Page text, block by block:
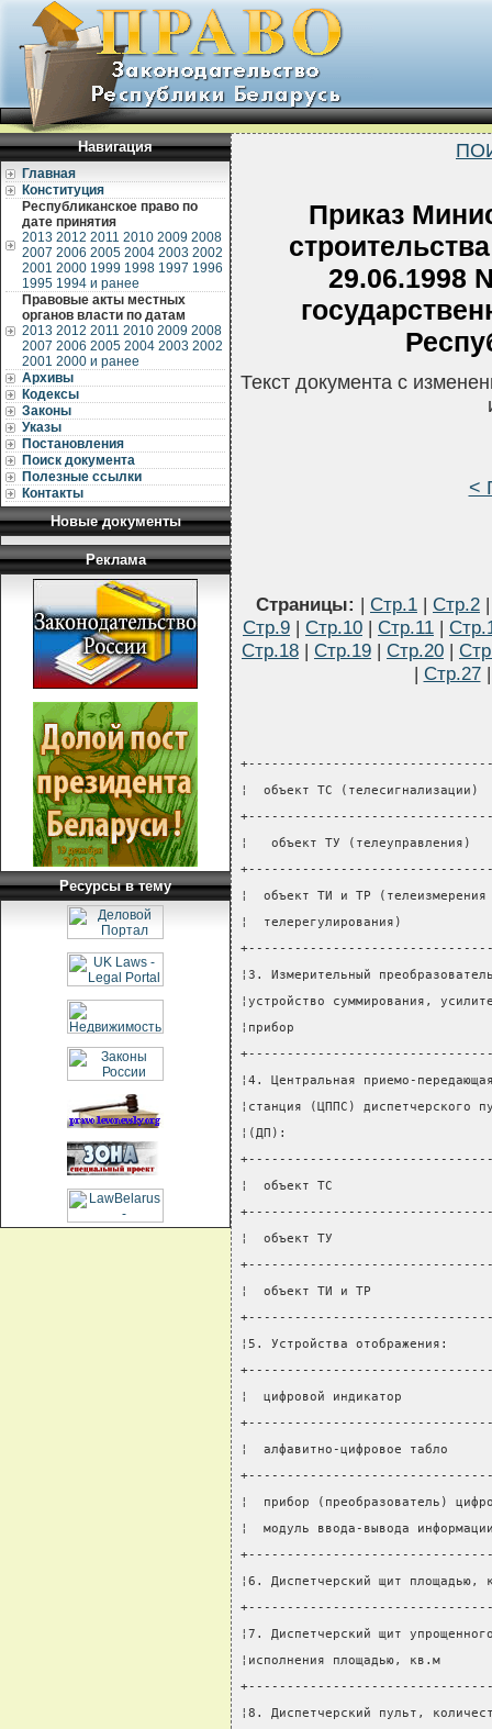
Навигация
Главная
Конституция
Республиканское право по
дате принятия
2013 2012 2011 2010 2009 2008
2007 2006 2005 2004 2003 2002
2001 2000 1999 1998 1997 1996
1995 1994 и ранее
Правовые акты местных
органов власти по датам
2013 2012 2011 2010 2009 2008
2007 2006 2005 2004 2003 2002
2001 2000 и ранее
Архивы
Кодексы
Законы
Указы
Постановления
Поиск документа
Полезные ссылки
Контакты
Новые документы
Реклама
Ресурсы в тему
Приказ
29.06.1998
Текст документа с
<
Страницы: | Стр.1 | Стр.2
Стр.9 | Стр.10 | Стр.11 |
Стр.18 | Стр.19 | Стр.20 |
| Стр.27
¦  объект ТС
¦   объект ТУ
¦  объект ТИ и ТР
¦  телерегулирования)
¦3. Измерительный
¦устройство суммирования,
¦прибор
¦4. Центральная приемо-
¦станция (ЦППС)
¦(ДП):
¦  объект ТС
¦  объект ТУ
¦  объект ТИ и ТР
¦5. Устройства
¦  цифровой индикатор
¦  алфавитно-цифровое
¦  прибор
¦  модуль ввода-вывода
¦6. Диспетчерский щит
¦7. Диспетчерский щит
¦исполнения площадью,
¦8. Диспетчерский пульт,